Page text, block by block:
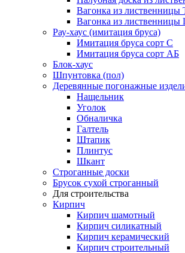
Вагонка из лиственницы
Вагонка из
Рау-хаус (имитация бруса)
Имитация бруса сорт С
Имитация бруса сорт АБ
Блок-хаус
Шпунтовка (пол)
Деревянные погонажные
Нащельник
Уголок
Обналичка
Галтель
Штапик
Плинтус
Шкант
Строганные доски
Брусок сухой строганный
Для строительства
Кирпич
Кирпич шамотный
Кирпич силикатный
Кирпич керамический
Кирпич строительный